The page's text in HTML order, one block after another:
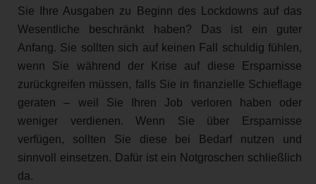
Sie Ihre Ausgaben zu Beginn des Lockdowns auf das
Wesentliche beschränkt haben? Das ist ein guter
Anfang. Sie sollten sich auf keinen Fall schuldig fühlen,
wenn Sie während der Krise auf diese Ersparnisse
zurückgreifen müssen, falls Sie in finanzielle Schieflage
geraten – weil Sie Ihren Job verloren haben oder
weniger verdienen. Wenn Sie über Ersparnisse
verfügen, sollten Sie diese bei Bedarf nutzen und
sinnvoll einsetzen. Dafür ist ein Notgroschen schließlich
da.